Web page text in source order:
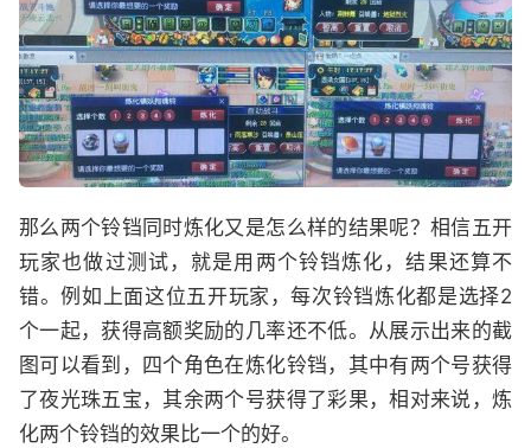
那么两个铃铛同时炼化又是怎么样的结果呢？相信五开
玩家也做过测试，就是用两个铃铛炼化，结果还算不
错。例如上面这位五开玩家，每次铃铛炼化都是选择2
个一起，获得高额奖励的几率还不低。从展示出来的截
图可以看到，四个角色在炼化铃铛，其中有两个号获得
了夜光珠五宝，其余两个号获得了彩果，相对来说，炼
化两个铃铛的效果比一个的好。